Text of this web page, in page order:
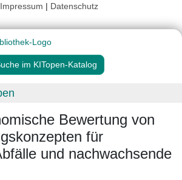
Impressum | Datenschutz
im KITopen-Katalog
Bewertung von
für
und nachwachsende